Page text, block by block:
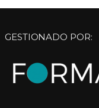
GESTIONADO POR: